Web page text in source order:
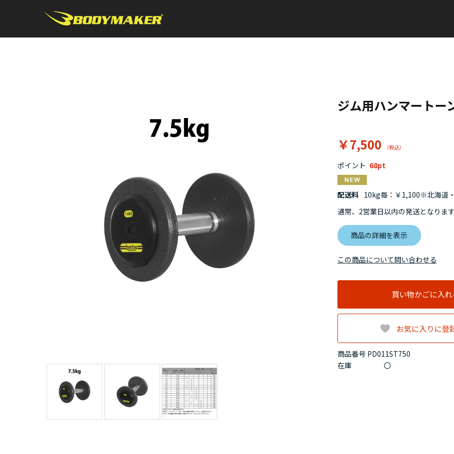
ジム用ハンマート
￥7,500
商品番号 PD011ST750
ポイント 68
在庫 〇
配送料 10kg毎：￥1,100※北海道
通常、2営業日以内の発送となります
商品の詳細を表示
買い物かごに入れ
お気に入りに登
この商品について問い合わせる